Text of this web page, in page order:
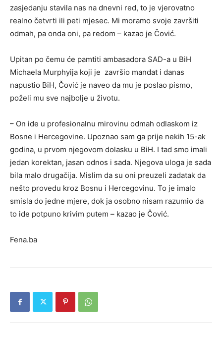
zasjedanju stavila nas na dnevni red, to je vjerovatno
realno četvrti ili peti mjesec. Mi moramo svoje završiti
odmah, pa onda oni, pa redom – kazao je Čović.
Upitan po čemu će pamtiti ambasadora SAD-a u BiH
Michaela Murphyija koji je završio mandat i danas
napustio BiH, Čović je naveo da mu je poslao pismo,
poželi mu sve najbolje u životu.
– On ide u profesionalnu mirovinu odmah odlaskom iz
Bosne i Hercegovine. Upoznao sam ga prije nekih 15-ak
godina, u prvom njegovom dolasku u BiH. I tad smo imali
jedan korektan, jasan odnos i sada. Njegova uloga je sada
bila malo drugačija. Mislim da su oni preuzeli zadatak da
nešto provedu kroz Bosnu i Hercegovinu. To je imalo
smisla do jedne mjere, dok ja osobno nisam razumio da
to ide potpuno krivim putem – kazao je Čović.
Fena.ba